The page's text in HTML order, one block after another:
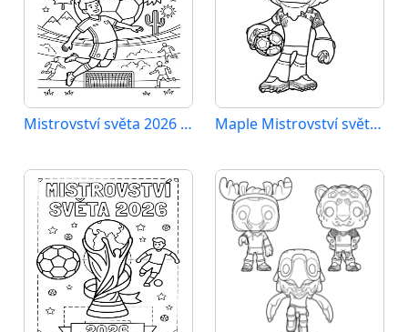
Mistrovství světa 2026 k vytisknutí Maple Mistrovství světa 2026